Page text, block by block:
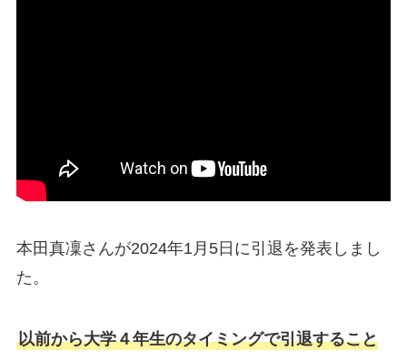
本田真凜さんが2024年1月5日に引退を発表しまし
た。
以前から大学４年生のタイミングで引退すること